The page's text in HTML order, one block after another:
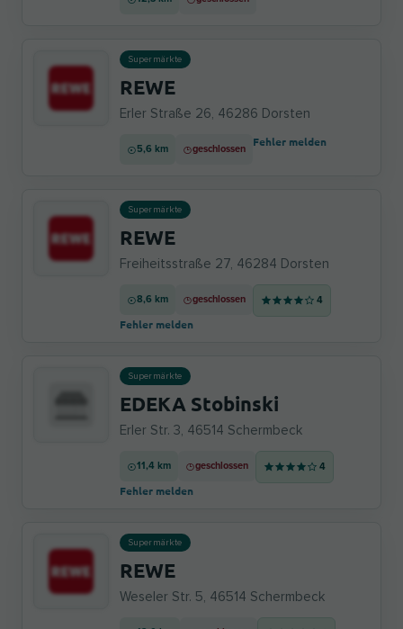
Supermärkte
REWE
Erler Straße 26, 46286 Dorsten
5,6 km geschlossen
Fehler melden
Supermärkte
REWE
Freiheitsstraße 27, 46284 Dorsten
8,6 km geschlossen 4
Fehler melden
Supermärkte
EDEKA Stobinski
Erler Str. 3, 46514 Schermbeck
11,4 km geschlossen 4
Fehler melden
Supermärkte
REWE
Weseler Str. 5, 46514 Schermbeck